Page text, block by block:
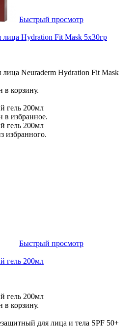
Быстрый просмотр
Hydration Fit Mask 5х30гр
Neuraderm Hydration Fit Mask
в корзину.
гель 200мл
в избранное.
гель 200мл
избранного.
Быстрый просмотр
гель 200мл
гель 200мл
в корзину.
для лица и тела SPF 50+